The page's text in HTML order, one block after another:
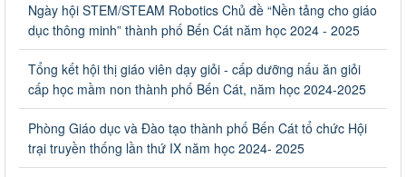
Triển khai Kế hoạch Triển khai các hoạt động hưởng ứng
phong trào vệ sinh yêu nước nâng cao sức khỏe nhân dân
năm 2023
Triển khai Kế hoạch Triển khai các hoạt động hưởng ứng phong
trào vệ sinh yêu nước nâng cao sức khỏe nhân dân năm 2023
Ngày ban hành: 10/08/2023
Khẩn trương triển khai các biện pháp tăng cường công tác
Ngày hội STEM/STEAM Robotics Chủ đề “Nền tảng cho giáo
dục thông minh” thành phố Bến Cát năm học 2024 - 2025
Tổng kết hội thị giáo viên dạy giỏi - cấp dưỡng nấu ăn giỏi
cấp học mầm non thành phố Bến Cát, năm học 2024-2025
Phòng Giáo dục và Đào tạo thành phố Bến Cát tổ chức Hội
trại truyền thống lần thứ IX năm học 2024- 2025